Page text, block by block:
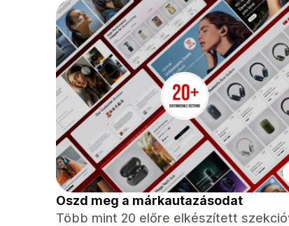
Oszd meg a márkautazásodat
Több mint 20 előre elkészített